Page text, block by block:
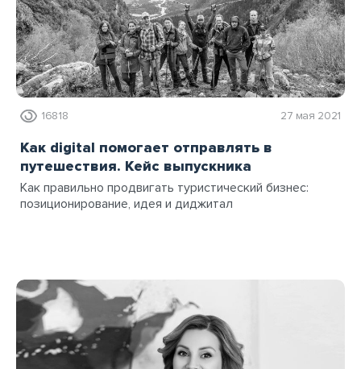
16818 27 мая 2021
Как digital помогает отправлять в
путешествия. Кейс выпускника
Как правильно продвигать туристический бизнес:
позиционирование, идея и диджитал